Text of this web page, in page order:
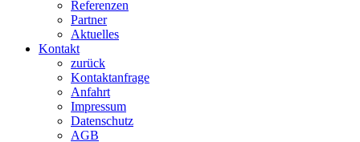
Referenzen
Partner
Aktuelles
Kontakt
zurück
Kontaktanfrage
Anfahrt
Impressum
Datenschutz
AGB